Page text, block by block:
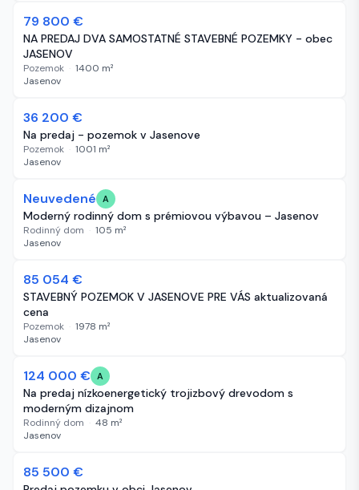
91 dní
79 800 €
NA PREDAJ DVA SAMOSTATNÉ STAVEBNÉ POZEMKY - obec
JASENOV
Pozemok · 1400 m²
Jasenov
94 dní
36 200 €
Na predaj - pozemok v Jasenove
Pozemok · 1001 m²
Jasenov
305 dní
Neuvedené A
Moderný rodinný dom s prémiovou výbavou – Jasenov
Rodinný dom · 105 m²
Jasenov
319 dní
85 054 €
STAVEBNÝ POZEMOK V JASENOVE PRE VÁS aktualizovaná
cena
Pozemok · 1978 m²
Jasenov
501 dní
124 000 € A
Na predaj nízkoenergetický trojizbový drevodom s
moderným dizajnom
Rodinný dom · 48 m²
Jasenov
634 dní
85 500 €